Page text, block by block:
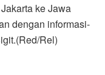
ke Jawa
dengan informasi-
Rel)